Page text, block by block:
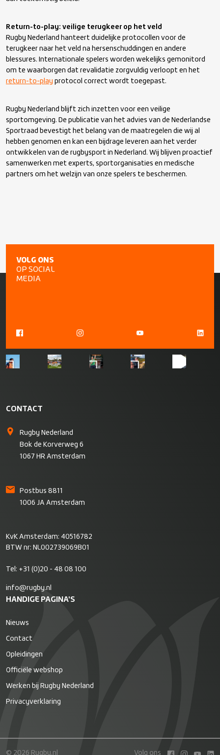
Return-to-play: veilige terugkeer op het veld
Rugby Nederland hanteert duidelijke protocollen voor de
terugkeer naar het veld na hersenschuddingen en andere
blessures. Internationale spelers worden wekelijks gemonitord
om te waarborgen dat revalidatie zorgvuldig verloopt en het
return-to-play protocol correct wordt toegepast.
Rugby Nederland blijft zich inzetten voor een veilige
sportomgeving. De publicatie van het advies van de Nederlandse
Sportraad bevestigt het belang van de maatregelen die wij al
hebben genomen en kan een bijdrage leveren aan het verder
ontwikkelen van de rugbysport in Nederland. Wij blijven proactief
samenwerken met experts, sportorganisaties en medische
partners om het welzijn van onze spelers te beschermen.
VOLG ONS
OP SOCIAL
MEDIA
CONTACT
Rugby Nederland
Bok de Korverweg 6
1067 HR Amsterdam
Postbus 8811
1006 JA Amsterdam
KvK Amsterdam: 40516782
BTW nr: NL002739069B01
Tel: +31 (0)20 - 48 08 100
info@rugby.nl
HANDIGE PAGINA'S
Nieuws
Contact
Opleidingen
Officiële webshop
Werken bij Rugby Nederland
Privacyverklaring
© 2026 Rugby.nl Volg ons